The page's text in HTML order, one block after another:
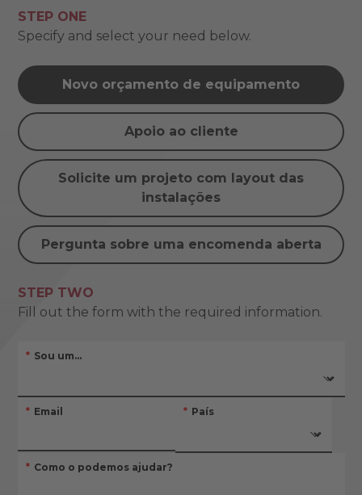
STEP ONE
Specify and select your need below.
Novo orçamento de equipamento
Apoio ao cliente
Solicite um projeto com layout das
instalações
Pergunta sobre uma encomenda aberta
STEP TWO
Fill out the form with the required information.